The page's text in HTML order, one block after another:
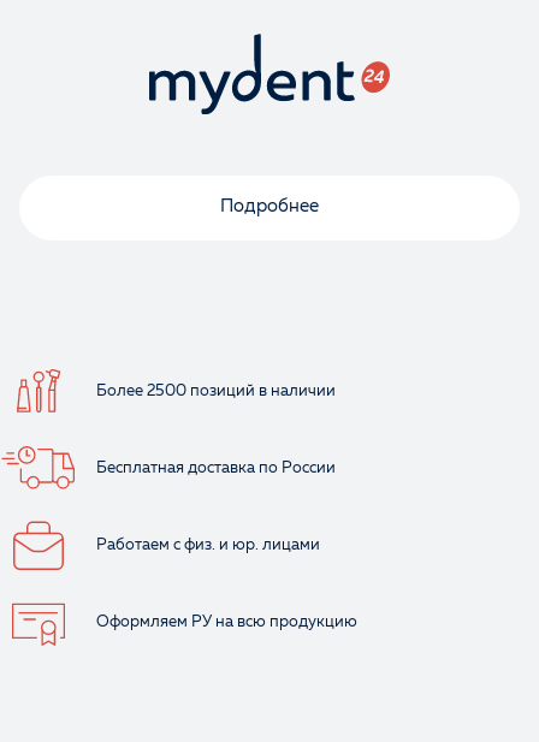
Подробнее
Более 2500 позиций в наличии
Бесплатная доставка по России
Работаем с физ. и юр. лицами
Оформляем РУ на всю продукцию
Ваше имя